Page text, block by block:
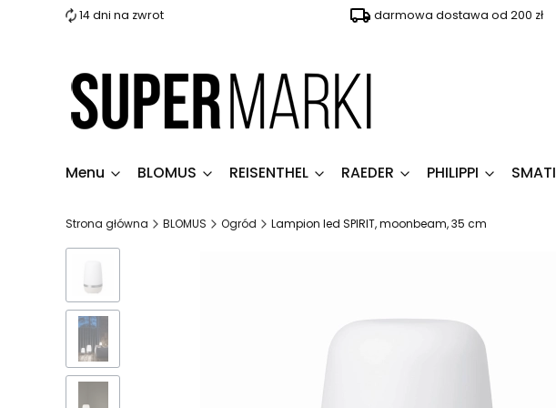
14 dni na zwrot darmowa dostawa od 200 zł
Menu BLOMUS REISENTHEL RAEDER PHILIPPI SMATI
Strona główna BLOMUS Ogród Lampion led SPIRIT, moonbeam, 35 cm